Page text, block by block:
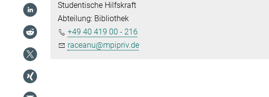
Studentische Hilfskraft
Abteilung: Bibliothek
+49 40 419 00 - 216
raceanu@mpipriv.de